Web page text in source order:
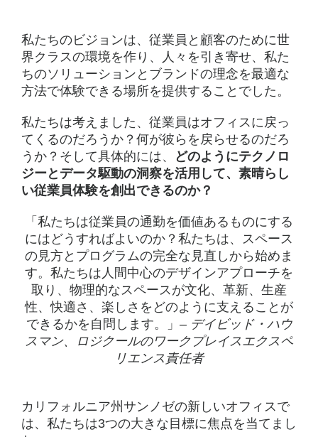
ス
デ
ザ
ン：
私
た
だ
私たちのビジョンは、従業員と顧客のために世
界クラスの環境を作り、人々を引き寄せ、私た
ちのソリューションとブランドの理念を最適な
方法で体験できる場所を提供することでした。
私たちは考えました、従業員はオフィスに戻っ
てくるのだろうか？何が彼らを戻らせるのだろ
うか？そして具体的には、
どのようにテクノロ
ジーとデータ駆動の洞察を活用して、素晴らし
い従業員体験を創出できるのか？
「私たちは従業員の通勤を価値あるものにする
にはどうすればよいのか？私たちは、スペース
の見方とプログラムの完全な見直しから始めま
す。私たちは人間中心のデザインアプローチを
取り、物理的なスペースが文化、革新、生産
性、快適さ、楽しさをどのように支えることが
できるかを自問します。」 – デイビッド・ハウ
スマン、ロジクールのワークプレイスエクスペ
リエンス責任者
カリフォルニア州サンノゼの新しいオフィスで
は、私たちは3つの大きな目標に焦点を当てまし